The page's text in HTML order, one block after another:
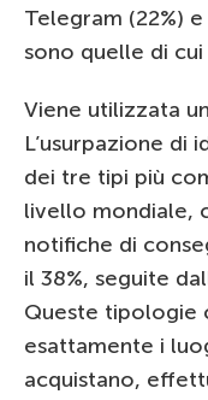
Telegram (22%)
sono quelle di
Viene utilizzata
L’usurpazione di
dei tre tipi più
livello mondiale,
notifiche di
il 38%, seguite
Queste tipologie
esattamente i
acquistano,